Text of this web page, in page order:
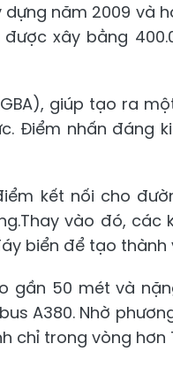
năm 2009 và
xây bằng
giúp tạo ra
Điểm nhấn đáng
kết nối cho
vào đó, các
biển để tạo
gần 50 mét và
A380. Nhờ
chỉ trong vòng hơn